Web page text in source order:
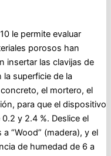
le permite evaluar
porosos han
insertar las clavijas de
superficie de la
el mortero, el
para que el dispositivo
y 2.4 %. Deslice el
“Wood” (madera), y el
de humedad de 6 a